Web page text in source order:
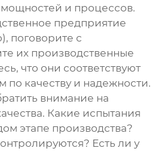
и процессов.
предприятие
поговорите с
их производственные
что они соответствуют
по качеству и надежности.
внимание на
Какие испытания
этапе производства?
Есть ли у